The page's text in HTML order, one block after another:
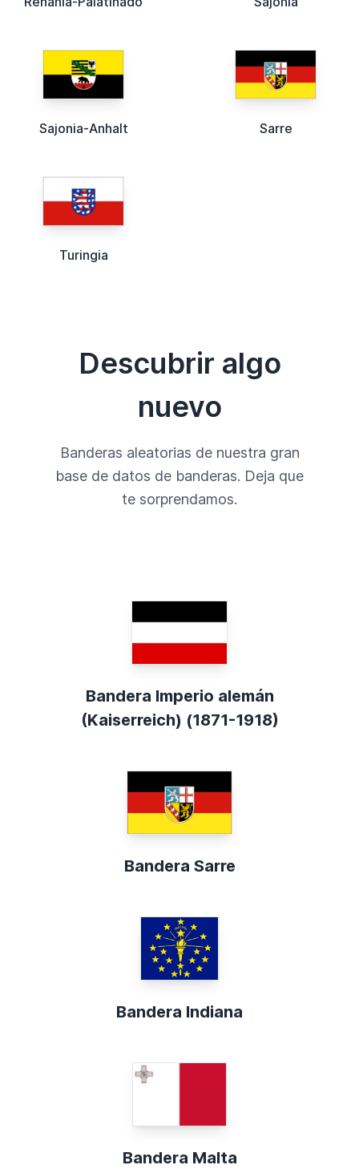
Sajonia-Anhalt Sarre
Turingia
Descubrir algo
nuevo
Banderas aleatorias de nuestra gran
base de datos de banderas. Deja que
te sorprendamos.
Bandera Imperio alemán
(Kaiserreich) (1871-1918)
Bandera Sarre
Bandera Indiana
Bandera Malta